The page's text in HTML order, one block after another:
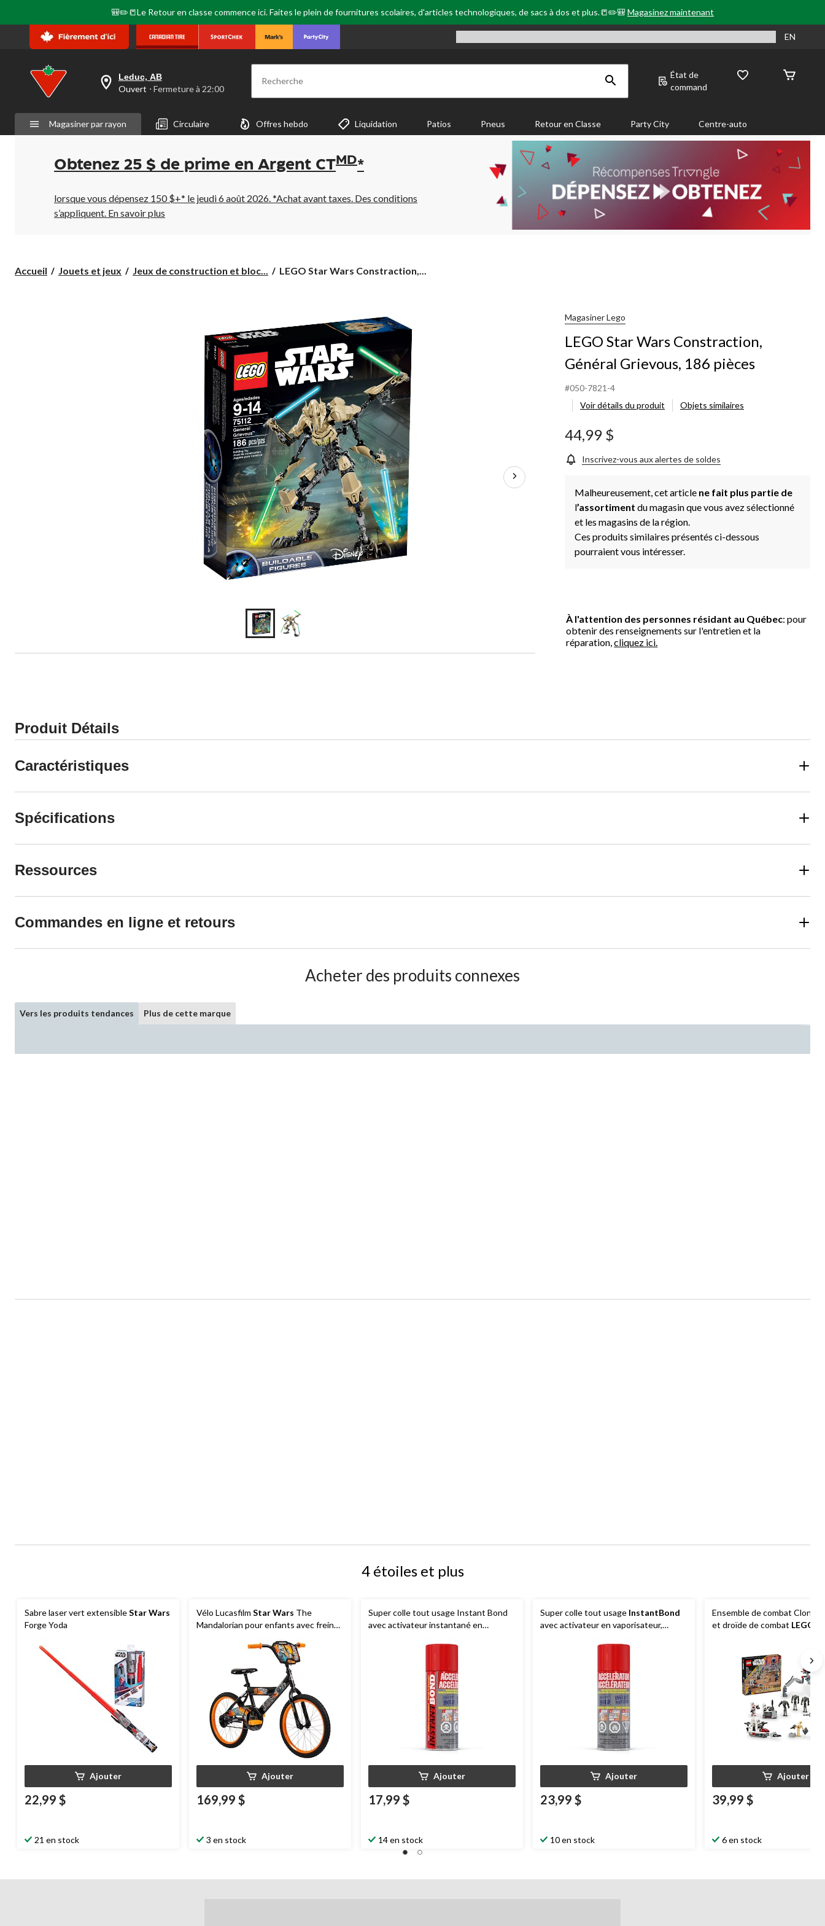
🎒✏️📒Le Retour en classe commence ici. Faites le plein de fournitures scolaires, d'articles technologiques, de sacs à dos et plus.📒✏️🎒Magasinez maintenant
EN
votre
est
Leduc,
AB,
Fermeture
à
22:00
cliquer
pour
Leduc, AB
Ouvert ⋅ Fermeture à 22:00 Recherche
État de
command
Magasiner par rayon Circulaire Offres hebdo Liquidation Patios Pneus Retour en Classe Party City Centre-auto
Obtenez 25 $ de prime en Argent CT MD*
lorsque vous dépensez 150 $+* le jeudi 6 août 2026. *Achat avant taxes. Des conditions
s’appliquent. En savoir plus
Accueil Jouets et jeux Jeux de construction et bloc...
LEGO
Grievous,
pièces
LEGO Star Wars Constraction,...
Magasiner Lego
LEGO Star Wars Constraction,
Général Grievous, 186 pièces
#050-7821-4
Voir détails du produit
Objets similaires
44,99 $
Inscrivez-vous aux alertes de soldes
Malheureusement, cet article ne fait plus partie de
l’assortiment du magasin que vous avez sélectionné
et les magasins de la région.
Ces produits similaires présentés ci-dessous
pourraient vous intéresser.
À l'attention des personnes résidant au Québec: pour
obtenir des renseignements sur l'entretien et la
réparation,cliquez ici.
Produit Détails
Caractéristiques
Spécifications
Ressources
Commandes en ligne et retours
Acheter des produits connexes
Vers les produits tendances Plus de cette marque
4 étoiles et plus
Sabre laser vert extensibleStar Wars
Forge Yoda
Ajouter
22,99 $
21 en stock
Vélo Lucasfilm Star Wars The
Mandalorian pour enfants avec freins
Ajouter
169,99 $
3 en stock
Super colle tout usage Instant Bond
avec activateur instantané en
Ajouter
17,99 $
14 en stock
Super colle tout usage InstantBond
avec activateur en vaporisateur,
vaporisateur de 330 mL
Ajouter
23,99 $
10 en stock
Ensemble de combat Clone
et droïde de combat LEGO
Ajouter
39,99 $
6 en stock